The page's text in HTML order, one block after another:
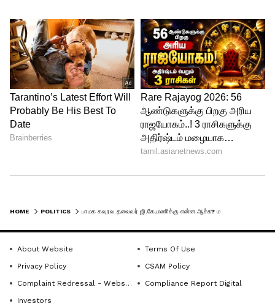
HOME POLITICS
About Website
Terms Of Use
Privacy Policy
CSAM Policy
Complaint Redressal - Website
Compliance Report Digital
Investors